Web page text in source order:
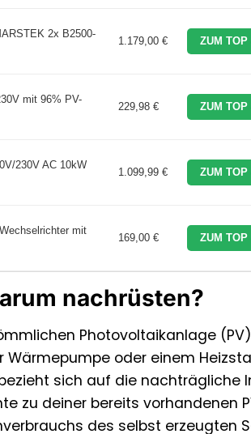
2x B2500-
1.179,00 € ZUM TOP
mit 96% PV-
229,98 € ZUM TOP
230V AC 10kW
1.099,99 € ZUM TOP
mit
169,00 € ZUM TOP
nachrüsten?
Photovoltaikanlage
oder einem
sich auf die nachträgliche
zu deiner bereits vorhandenen
des selbst erzeugten